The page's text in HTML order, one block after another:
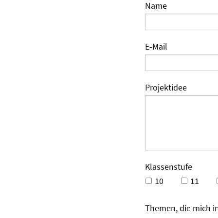
Name
E-Mail
Projektidee
Klassenstufe
10
11
Themen, die mich